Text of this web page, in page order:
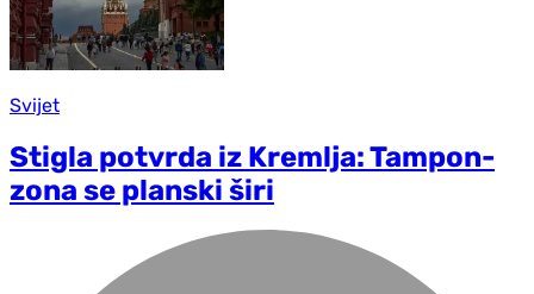
Svijet
Stigla potvrda iz Kremlja: Tampon-
zona se planski širi